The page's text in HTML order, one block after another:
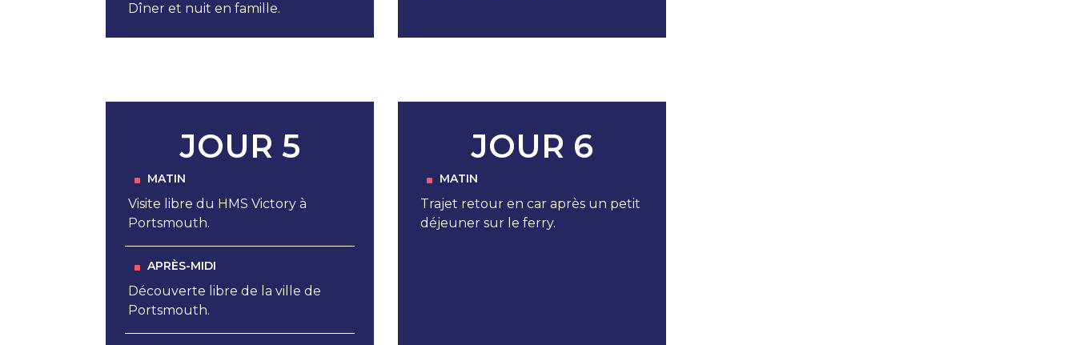
Dîner et nuit en famille.
JOUR 5
MATIN
Visite libre du HMS Victory à
Portsmouth.
APRÈS-MIDI
Découverte libre de la ville de
Portsmouth.
JOUR 6
MATIN
Trajet retour en car après un petit
déjeuner sur le ferry.